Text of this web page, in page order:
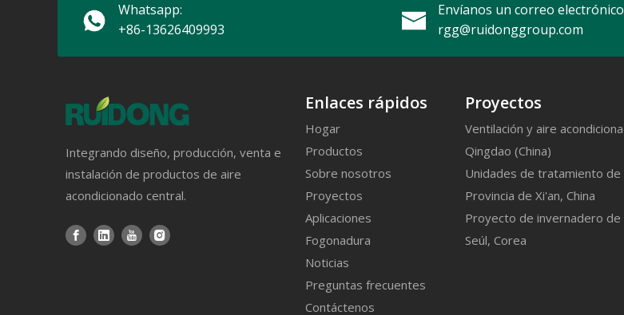
Whatsapp:
+86-13626409993
Envíanos un correo
rgg@ruidonggroup.com
Integrando diseño, producción, venta e
instalación de productos de aire
acondicionado central.
Enlaces rápidos
Hogar
Productos
Sobre nosotros
Proyectos
Aplicaciones
Fogonadura
Noticias
Preguntas frecuentes
Contáctenos
Proyectos
Ventilación y aire
Qingdao (China)
Unidades de tratamiento de
Provincia de Xi'an, China
Proyecto de invernadero de
Seúl, Corea